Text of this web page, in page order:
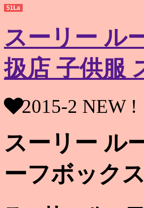
51La
スーリー ル
扱店 子供服
2015-2 NEW !
スーリー ル
ーフボック